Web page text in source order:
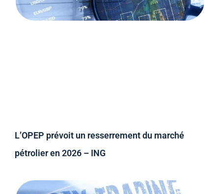
L’OPEP prévoit un resserrement du marché
pétrolier en 2026 – ING